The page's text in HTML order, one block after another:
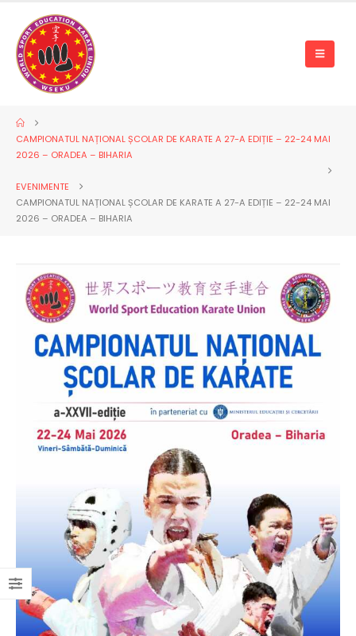
CAMPIONATUL NAȚIONAL ȘCOLAR DE KARATE A 27-A EDIȚIE – 22-24 MAI
2026 – ORADEA – BIHARIA
EVENIMENTE
CAMPIONATUL NAȚIONAL ȘCOLAR DE KARATE A 27-A EDIȚIE – 22-24 MAI
2026 – ORADEA – BIHARIA